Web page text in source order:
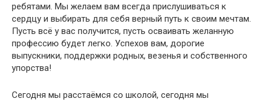
ребятами. Мы желаем вам всегда прислушиваться к
сердцу и выбирать для себя верный путь к своим мечтам.
Пусть всё у вас получится, пусть осваивать желанную
профессию будет легко. Успехов вам, дорогие
выпускники, поддержки родных, везенья и собственного
упорства!
Сегодня мы расстаёмся со школой, сегодня мы